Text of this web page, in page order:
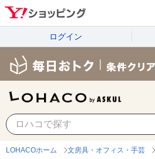
ログイン
LOHACOホーム 文房具・オフィス・手芸